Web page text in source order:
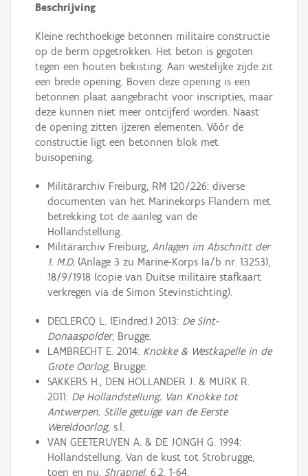
Beschrijving
Kleine rechthoekige betonnen militaire constructie
op de berm opgetrokken. Het beton is gegoten
tegen een houten bekisting. Aan westelijke zijde zit
een brede opening. Boven deze opening is een
betonnen plaat aangebracht voor inscripties, maar
deze kunnen niet meer ontcijferd worden. Naast
de opening zitten ijzeren elementen. Vóór de
constructie ligt een betonnen blok met
buisopening.
Militärarchiv Freiburg, RM 120/226: diverse
documenten van het Marinekorps Flandern met
betrekking tot de aanleg van de
Hollandstellung.
Militärarchiv Freiburg, Anlagen im Abschnitt der
1. M.D.(Anlage 3 zu Marine-Korps Ia/b nr. 13253),
18/9/1918 (copie van Duitse militaire stafkaart
verkregen via de Simon Stevinstichting).
DECLERCQ L. (Eindred.) 2013: De Sint-
Donaaspolder, Brugge.
LAMBRECHT E. 2014: Knokke & Westkapelle in de
Grote Oorlog, Brugge.
SAKKERS H., DEN HOLLANDER J. & MURK R.
2011: De Hollandstellung. Van Knokke tot
Antwerpen. Stille getuige van de Eerste
Wereldoorlog, s.l.
VAN GEETERUYEN A. & DE JONGH G. 1994:
Hollandstellung. Van de kust tot Strobrugge,
toen en nu, Shrapnel, 6.2, 1-64.